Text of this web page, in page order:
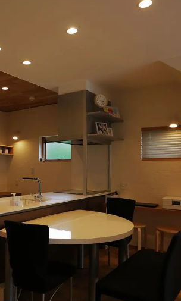
資料請求する
くりやま建築のこだわり